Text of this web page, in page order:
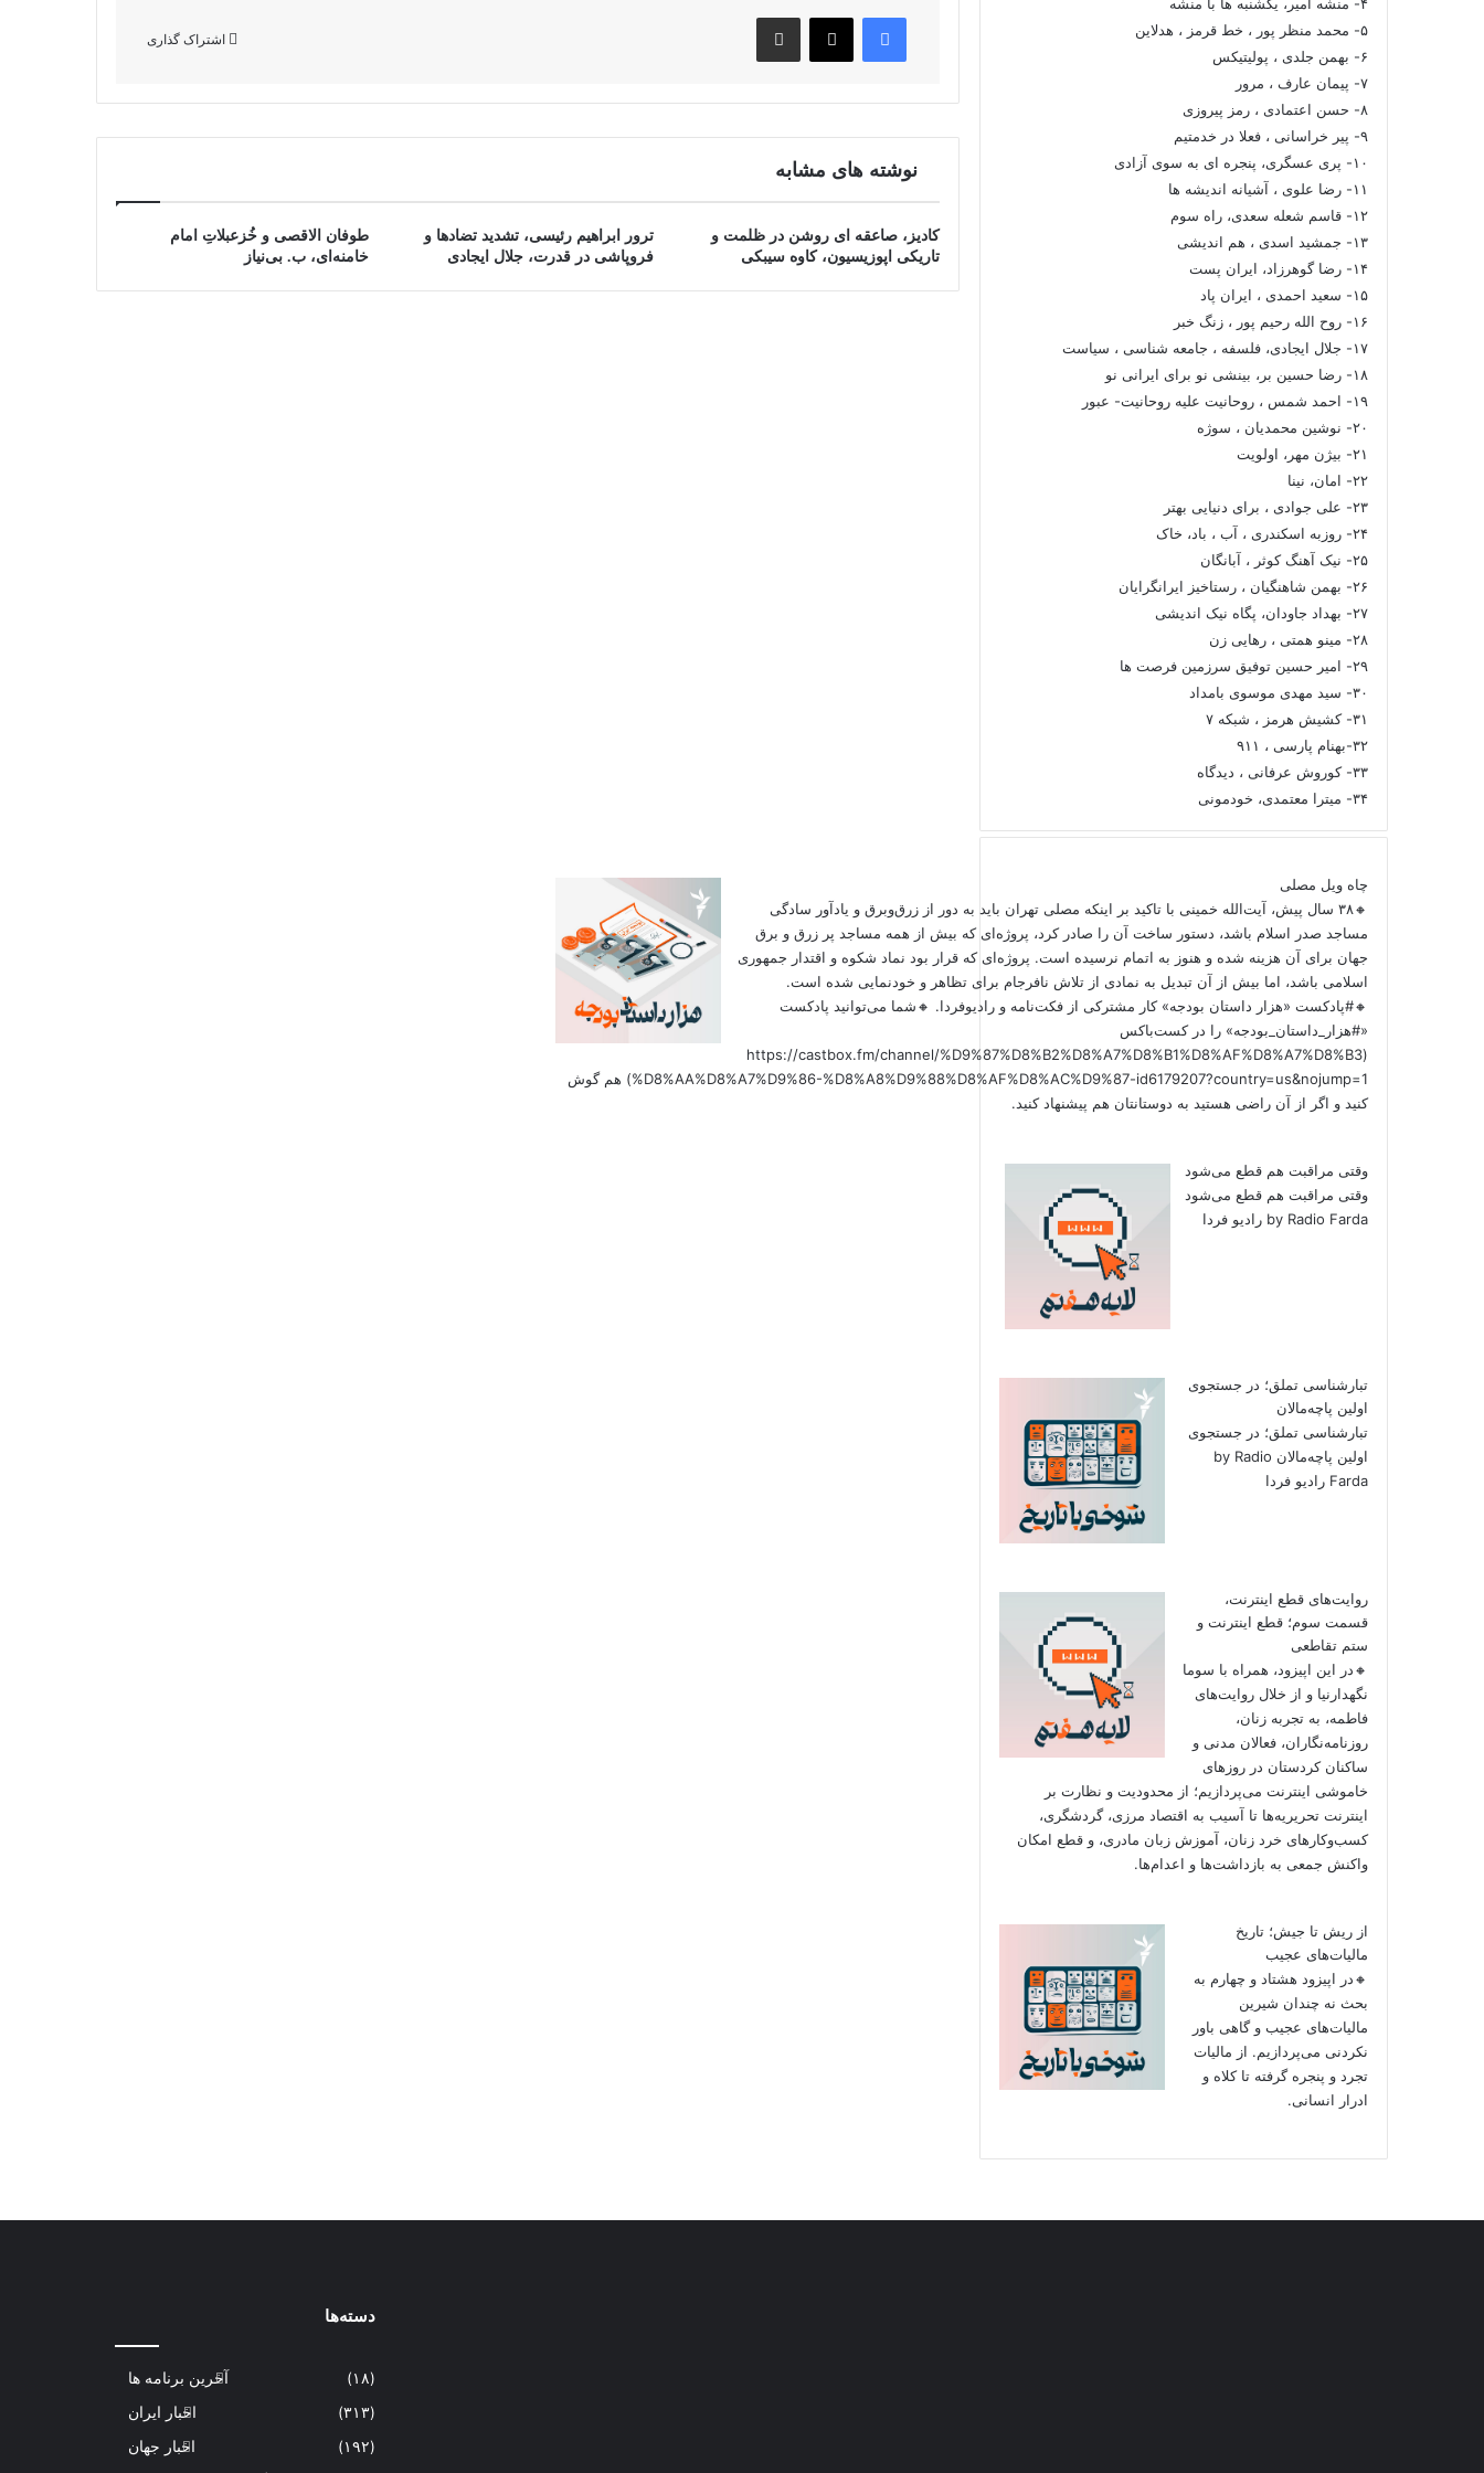
اشتراک گذاری
فیس بوک X اشتراک گذاری از طریق ایمیل
نوشته های مشابه
طوفان الاقصی و خُزعبلاتِ امام
خامنه‌ای، ب. بی‌نیاز
ترور ابراهیم رئیسی، تشدید تضادها و
فروپاشی در قدرت، جلال ایجادی
کادیز، صاعقه ای روشن در ظلمت و
تاریکی اپوزیسیون، کاوه سیبکی
۵- محمد منظر پور ، خط قرمز ، هدلاین
۶- بهمن جلدی ، پولیتیکس
۷- پیمان عارف ، مرور
۸- حسن اعتمادی ، رمز پیروزی
۹- پیر خراسانی ، فعلا در خدمتیم
۱۰- پری عسگری، پنجره ای به سوی آزادی
۱۱- رضا علوی ، آشیانه اندیشه ها
۱۲- قاسم شعله سعدی، راه سوم
۱۳- جمشید اسدی ، هم اندیشی
۱۴- رضا گوهرزاد، ایران پست
۱۵- سعید احمدی ، ایران پاد
۱۶- روح الله رحیم پور ، زنگ خبر
۱۷- جلال ایجادی، فلسفه ، جامعه شناسی ، سیاست
۱۸- رضا حسین بر، بینشی نو برای ایرانی نو
۱۹- احمد شمس ، روحانیت علیه روحانیت- عبور
۲۰- نوشین محمدیان ، سوژه
۲۱- بیژن مهر، اولویت
۲۲- امان، نینا
۲۳- علی جوادی ، برای دنیایی بهتر
۲۴- روزبه اسکندری ، آب ، باد، خاک
۲۵- نیک آهنگ کوثر ، آبانگان
۲۶- بهمن شاهنگیان ، رستاخیز ایرانگرایان
۲۷- بهداد جاودان، پگاه نیک اندیشی
۲۸- مینو همتی ، رهایی زن
۲۹- امیر حسین توفیق سرزمین فرصت ها
۳۰- سید مهدی موسوی بامداد
۳۱- کشیش هرمز ، شبکه ۷
۳۲-بهنام پارسی ، ۹۱۱
۳۳- کوروش عرفانی ، دیدگاه
۳۴- میترا معتمدی، خودمونی
چاه ویل مصلی
🔸۳۸ سال پیش، آیت‌الله خمینی با تاکید بر اینکه مصلی تهران باید به دور از زرق‌وبرق و یادآور سادگی
مساجد صدر اسلام باشد، دستور ساخت آن را صادر کرد، پروژه‌ای که بیش از همه مساجد پر زرق و برق
جهان برای آن هزینه شده و هنوز به اتمام نرسیده است. پروژه‌ای که قرار بود نماد شکوه و اقتدار جمهوری
اسلامی باشد، اما بیش از آن تبدیل به نمادی از تلاش نافرجام برای تظاهر و خودنمایی شده است.
🔸#پادکست «هزار داستان بودجه» کار مشترکی از فکت‌نامه و رادیوفردا. 🔸شما می‌توانید پادکست
«#هزار_داستان_بودجه» را در کست‌باکس
(https://castbox.fm/channel/%D9%87%D8%B2%D8%A7%D8%B1%D8%AF%D8%A7%D8%B3
%D8%AA%D8%A7%D9%86-%D8%A8%D9%88%D8%AF%D8%AC%D9%87-id6179207?country=us&nojump=1) هم گوش
کنید و اگر از آن راضی هستید به دوستانتان هم پیشنهاد کنید.
وقتی مراقبت هم قطع می‌شود
وقتی مراقبت هم قطع می‌شود
by Radio Farda رادیو فردا
تبارشناسی تملق؛ در جستجوی
اولین‌ پاچه‌مالان
تبارشناسی تملق؛ در جستجوی
اولین‌ پاچه‌مالان by Radio
Farda رادیو فردا
روایت‌های قطع اینترنت،
قسمت سوم؛ قطع اینترنت و
ستم تقاطعی
🔸در این اپیزود، همراه با سوما
نگهدارنیا و از خلال روایت‌های
فاطمه، به تجربه زنان،
روزنامه‌نگاران، فعالان مدنی و
ساکنان کردستان در روزهای
خاموشی اینترنت می‌پردازیم؛ از محدودیت و نظارت بر
اینترنت تحریریه‌ها تا آسیب به اقتصاد مرزی، گردشگری،
کسب‌وکارهای خرد زنان، آموزش زبان مادری، و قطع امکان
واکنش جمعی به بازداشت‌ها و اعدام‌ها.
از ریش تا جیش؛ تاریخ
مالیات‌های عجیب
🔸در اپیزود هشتاد و چهارم به
بحث نه چندان شیرین
مالیات‌های عجیب و گاهی باور
نکردنی‌ می‌پردازیم. از مالیات
تجرد و پنجره گرفته تا کلاه و
ادرار انسانی.
دسته‌ها
آخرین برنامه ها
(۱۸)
اخبار ایران
(۳۱۳)
اخبار جهان
(۱۹۲)